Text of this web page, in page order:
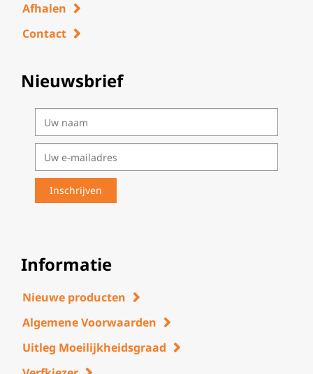
Afhalen
Contact
Nieuwsbrief
Informatie
Nieuwe producten
Algemene Voorwaarden
Uitleg Moeilijkheidsgraad